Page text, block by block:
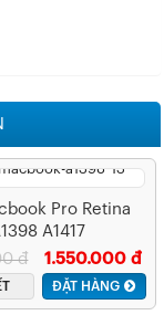
Pro Retina
A1417
1.550.000 đ
đ
ĐẶT HÀNG